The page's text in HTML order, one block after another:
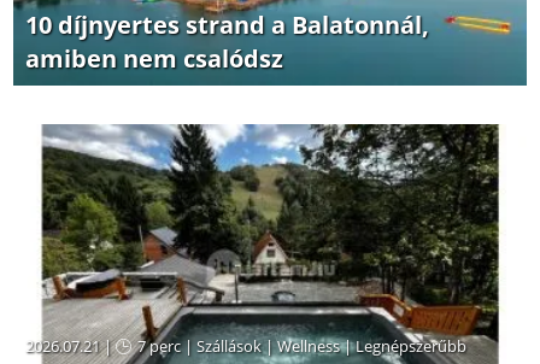
10 díjnyertes strand a Balatonnál,
amiben nem csalódsz
2026.07.21 | 7 perc|Szállások|Wellness|Legnépszerűbb